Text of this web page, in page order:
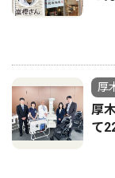
厚
厚
て